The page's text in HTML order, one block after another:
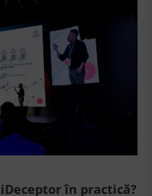
în practică?